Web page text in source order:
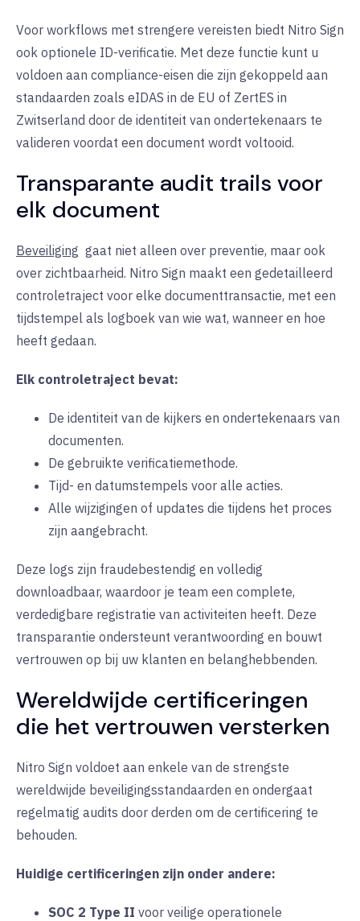
Voor workflows met strengere vereisten biedt Nitro Sign
ook optionele ID-verificatie. Met deze functie kunt u
voldoen aan compliance-eisen die zijn gekoppeld aan
standaarden zoals eIDAS in de EU of ZertES in
Zwitserland door de identiteit van ondertekenaars te
valideren voordat een document wordt voltooid.
Transparante audit trails voor
elk document
Beveiliging gaat niet alleen over preventie, maar ook
over zichtbaarheid. Nitro Sign maakt een gedetailleerd
controletraject voor elke documenttransactie, met een
tijdstempel als logboek van wie wat, wanneer en hoe
heeft gedaan.
Elk controletraject bevat:
De identiteit van de kijkers en ondertekenaars van
documenten.
De gebruikte verificatiemethode.
Tijd- en datumstempels voor alle acties.
Alle wijzigingen of updates die tijdens het proces
zijn aangebracht.
Deze logs zijn fraudebestendig en volledig
downloadbaar, waardoor je team een complete,
verdedigbare registratie van activiteiten heeft. Deze
transparantie ondersteunt verantwoording en bouwt
vertrouwen op bij uw klanten en belanghebbenden.
Wereldwijde certificeringen
die het vertrouwen versterken
Nitro Sign voldoet aan enkele van de strengste
wereldwijde beveiligingsstandaarden en ondergaat
regelmatig audits door derden om de certificering te
behouden.
Huidige certificeringen zijn onder andere:
SOC 2 Type II voor veilige operationele